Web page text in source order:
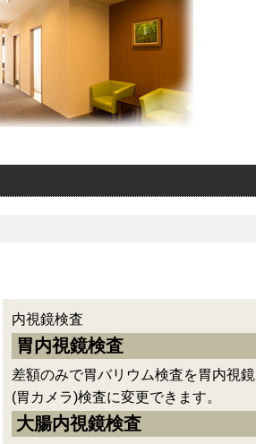
内視鏡検査
胃内視鏡検査
差額のみで胃バリウム検査を胃内視鏡
(胃カメラ)検査に変更できます。
大腸内視鏡検査